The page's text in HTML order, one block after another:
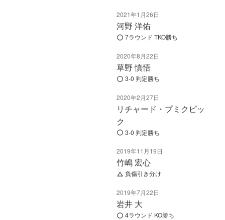
2021年1月26日
河野 洋佑
7ラウンド TKO勝ち
2020年8月22日
草野 慎悟
3-0 判定勝ち
2020年2月27日
リチャード・プミクピッ
ク
3-0 判定勝ち
2019年11月19日
竹嶋 宏心
負傷引き分け
2019年7月22日
岩井 大
4ラウンド KO勝ち